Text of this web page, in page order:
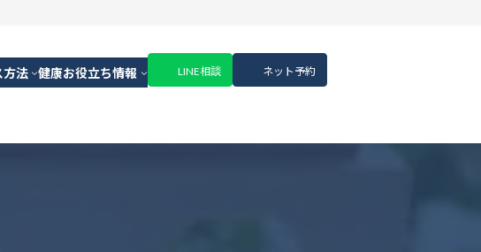
方法 健康お役立ち情報 LINE相談 ネット予約